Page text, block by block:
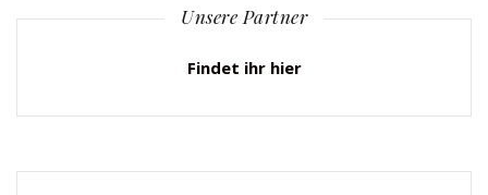
Unsere Partner
Findet ihr hier